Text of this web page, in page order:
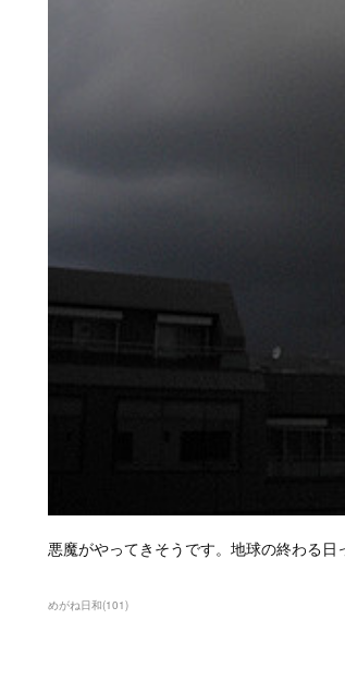
悪魔がやってきそうです。地球の終わる日
めがね日和(101)